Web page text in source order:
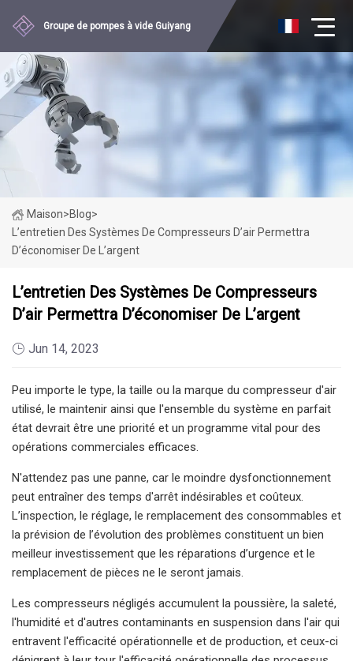
Groupe de pompes à vide Guiyang
Maison>Blog>
L’entretien Des Systèmes De Compresseurs D’air Permettra
D’économiser De L’argent
L’entretien Des Systèmes De Compresseurs
D’air Permettra D’économiser De L’argent
Jun 14, 2023
Peu importe le type, la taille ou la marque du compresseur d'air
utilisé, le maintenir ainsi que l'ensemble du système en parfait
état devrait être une priorité et un programme vital pour des
opérations commerciales efficaces.
N'attendez pas une panne, car le moindre dysfonctionnement
peut entraîner des temps d'arrêt indésirables et coûteux.
L’inspection, le réglage, le remplacement des consommables et
la prévision de l’évolution des problèmes constituent un bien
meilleur investissement que les réparations d’urgence et le
remplacement de pièces ne le seront jamais.
Les compresseurs négligés accumulent la poussière, la saleté,
l'humidité et d'autres contaminants en suspension dans l'air qui
entravent l'efficacité opérationnelle et de production, et ceux-ci